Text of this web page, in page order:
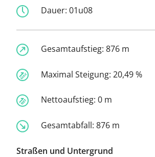
Dauer: 01u08
Gesamtaufstieg: 876 m
Maximal Steigung: 20,49 %
Nettoaufstieg: 0 m
Gesamtabfall: 876 m
Straßen und Untergrund